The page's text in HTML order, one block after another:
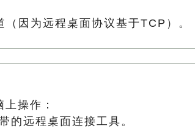
因为远程桌面协议基于TCP）。
操作：
远程桌面连接工具。